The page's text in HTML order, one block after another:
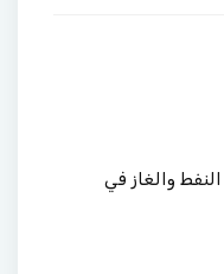
والغاز في